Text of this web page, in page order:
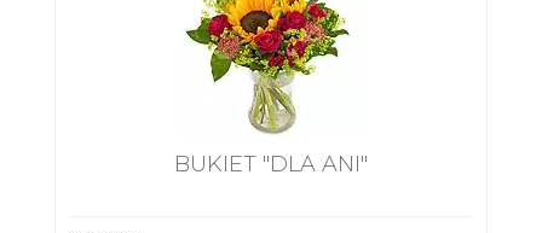
BUKIET "DLA ANI"